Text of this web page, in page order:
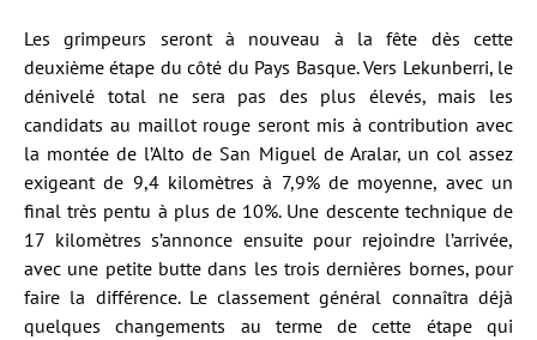
Les grimpeurs seront à nouveau à la fête dès cette
deuxième étape du côté du Pays Basque. Vers Lekunberri, le
dénivelé total ne sera pas des plus élevés, mais les
candidats au maillot rouge seront mis à contribution avec
la montée de l’Alto de San Miguel de Aralar, un col assez
exigeant de 9,4 kilomètres à 7,9% de moyenne, avec un
final très pentu à plus de 10%. Une descente technique de
17 kilomètres s’annonce ensuite pour rejoindre l’arrivée,
avec une petite butte dans les trois dernières bornes, pour
faire la différence. Le classement général connaîtra déjà
quelques changements au terme de cette étape qui